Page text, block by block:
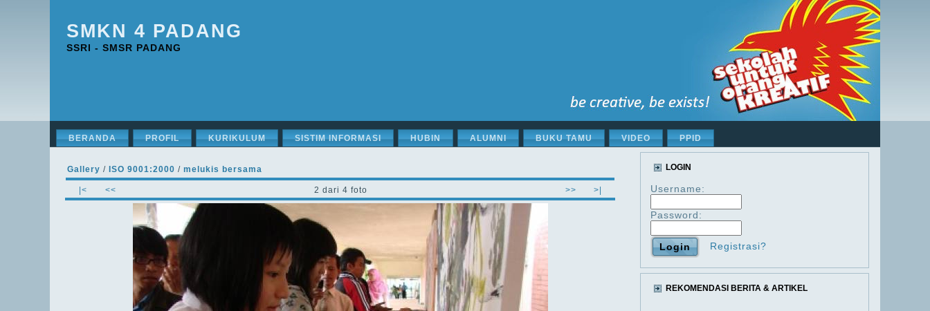
SMKN 4 PADANG
SSRI - SMSR PADANG
BERANDA PROFIL KURIKULUM SISTIM INFORMASI HUBIN ALUMNI BUKU TAMU VIDEO PPID
Gallery / ISO 9001:2000 / melukis bersama
|< << 2 dari 4 foto >> >|
LOGIN
Username:
Password:
Registrasi?
REKOMENDASI BERITA & ARTIKEL